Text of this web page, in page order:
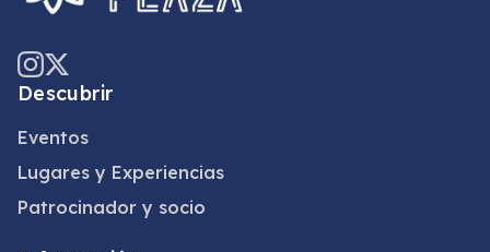
Descubrir
Eventos
Lugares y Experiencias
Patrocinador y socio